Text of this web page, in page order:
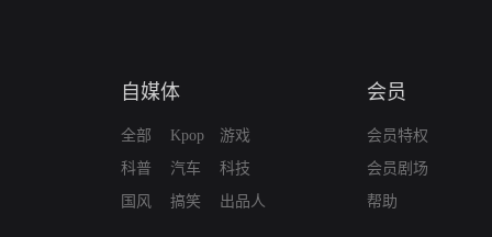
自媒体
全部
科普
国风
Kpop
汽车
搞笑
游戏
科技
出品人
会员
会员特权
会员剧场
帮助